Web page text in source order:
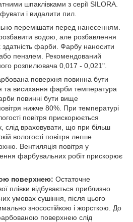
шпаклівками з серії SILORA.
і видалити пил.
перемішати перед нанесенням.
водою, але розбавлення
фарби. Фарбу наносити
пензлем. Рекомендований
розпилювача 0,017 - 0,021".
поверхня повинна бути
та висихання фарби температура
повинні бути вище
нижче 80%. При температурі
повітря прискорюється
слід враховувати, що при більш
вологості повітря легше
Вентиляція повітря у
фарбувальних робіт прискорює
поверхнею: Остаточне
плівки відбувається приблизно
умовах сушіння, після цього
зносостійкою і жорсткою. До
поверхнею слід